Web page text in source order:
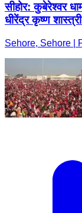
सीहोर: कुबेरेश्वर
धीरेंद्र कृष्ण
Sehore, Sehore |